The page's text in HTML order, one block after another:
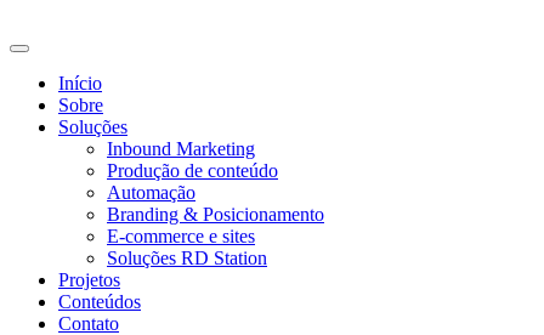
para
conteúdoInício
Sobre
Soluções
Inbound Marketing
Produção de conteúdo
Automação
Branding & Posicionamento
E-commerce e sites
Soluções RD Station
Projetos
Conteúdos
Contato